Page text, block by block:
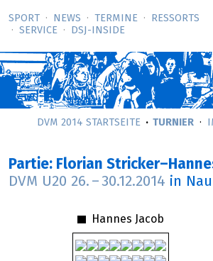
SPORT NEWS TERMINE
RESSORTS
SERVICE
DSJ-­INSIDE
DVM 2014 STARTSEITE TURNIER
Partie: Florian
DVM U20 26. – 30.12.2014 in
Hannes Jacob